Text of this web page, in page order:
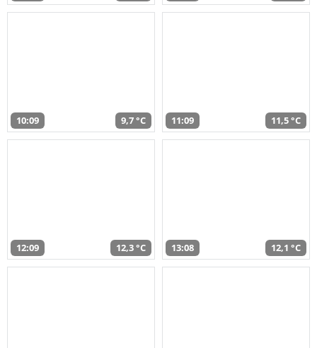
10:09 9,7 °C 11:09 11,5 °C
12:09 12,3 °C 13:08 12,1 °C